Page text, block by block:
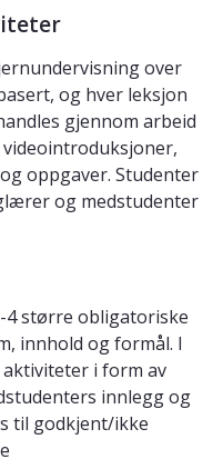
over
og hver leksjon
gjennom arbeid
oppgaver. Studenter
og medstudenter
4 større obligatoriske
innhold og formål. I
i form av
innlegg og
til godkjent/ikke